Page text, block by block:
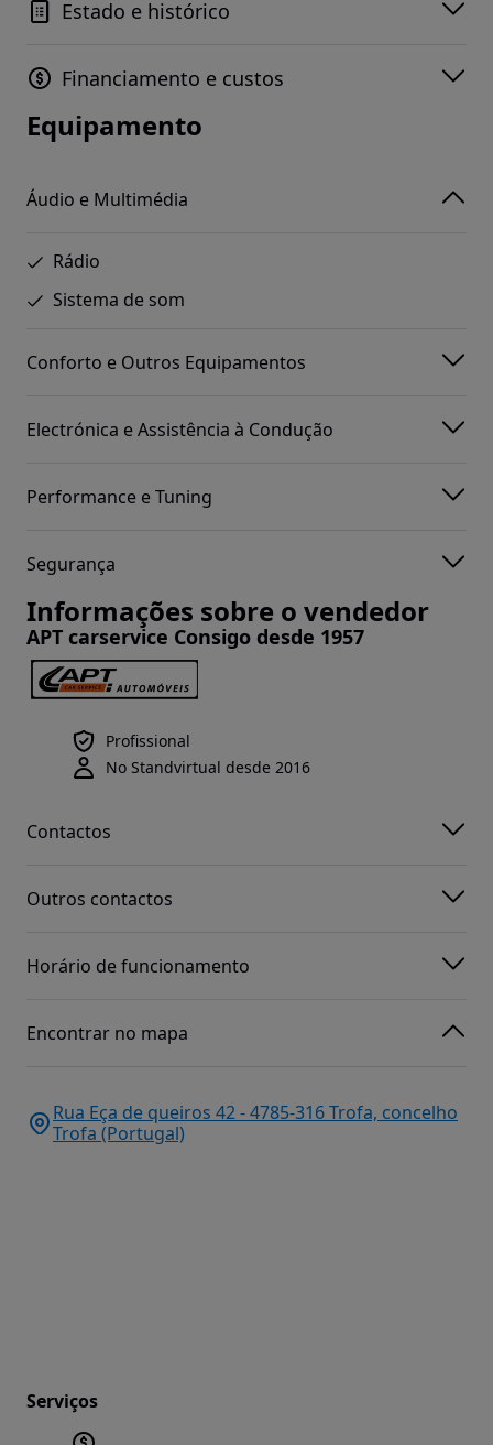
Estado e histórico
Financiamento e custos
Equipamento
Áudio e Multimédia
Rádio
Sistema de som
Conforto e Outros Equipamentos
Electrónica e Assistência à Condução
Performance e Tuning
Segurança
Informações sobre o vendedor
APT carservice Consigo desde 1957
Profissional
No Standvirtual desde 2016
Contactos
Outros contactos
Horário de funcionamento
Encontrar no mapa
Rua Eça de queiros 42 - 4785-316 Trofa, concelho
Trofa (Portugal)
Serviços